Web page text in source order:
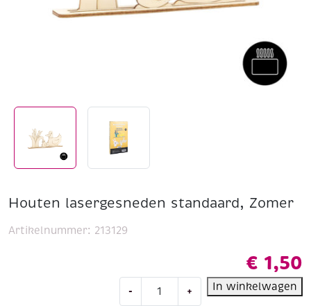
Houten lasergesneden standaard, Zomer
€ 1,50
-
lasergesneden
+ In winkelwagen
Artikelnummer: 213129